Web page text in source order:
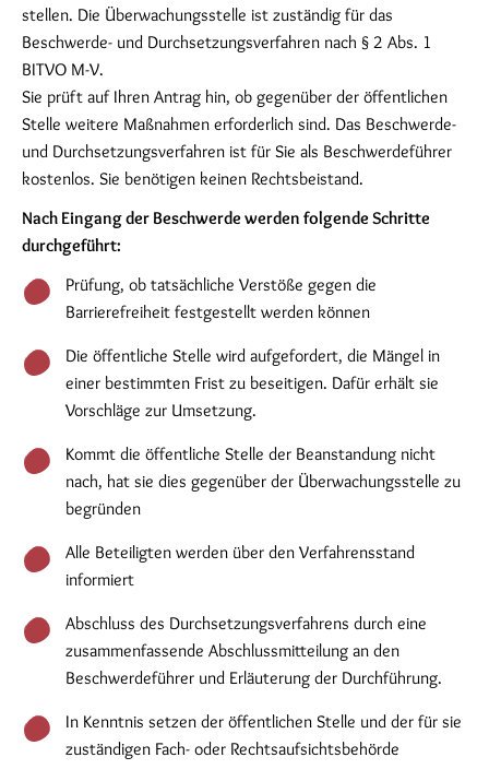
stellen. Die Überwachungsstelle ist zuständig für das
Beschwerde- und Durchsetzungsverfahren nach § 2 Abs. 1
BITVO M-V.
Sie prüft auf Ihren Antrag hin, ob gegenüber der öffentlichen
Stelle weitere Maßnahmen erforderlich sind. Das Beschwerde-
und Durchsetzungsverfahren ist für Sie als Beschwerdeführer
kostenlos. Sie benötigen keinen Rechtsbeistand.
Nach Eingang der Beschwerde werden folgende Schritte
durchgeführt:
Prüfung, ob tatsächliche Verstöße gegen die
Barrierefreiheit festgestellt werden können
Die öffentliche Stelle wird aufgefordert, die Mängel in
einer bestimmten Frist zu beseitigen. Dafür erhält sie
Vorschläge zur Umsetzung.
Kommt die öffentliche Stelle der Beanstandung nicht
nach, hat sie dies gegenüber der Überwachungsstelle zu
begründen
Alle Beteiligten werden über den Verfahrensstand
informiert
Abschluss des Durchsetzungsverfahrens durch eine
zusammenfassende Abschlussmitteilung an den
Beschwerdeführer und Erläuterung der Durchführung.
In Kenntnis setzen der öffentlichen Stelle und der für sie
zuständigen Fach- oder Rechtsaufsichtsbehörde